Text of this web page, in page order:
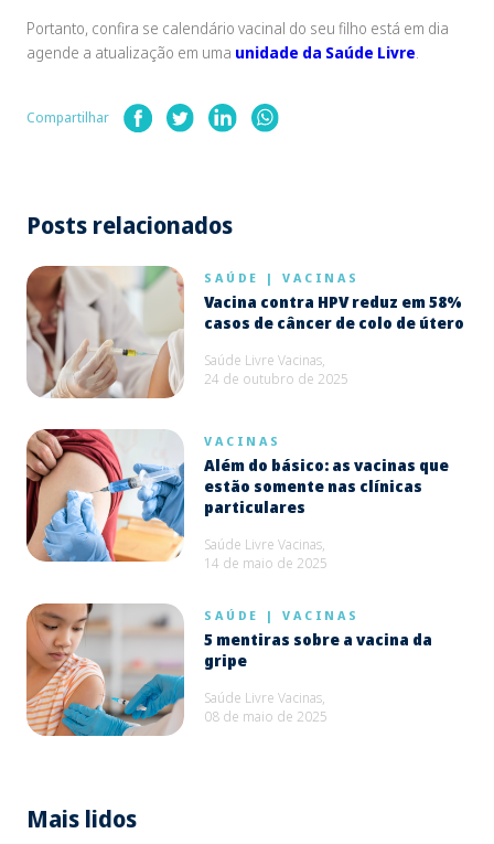
Portanto, confira se calendário vacinal do seu filho está em dia
agende a atualização em uma unidade da Saúde Livre.
Compartilhar
Posts relacionados
SAÚDE | VACINAS
Vacina contra HPV reduz em 58%
casos de câncer de colo de útero
Saúde Livre Vacinas,
24 de outubro de 2025
VACINAS
Além do básico: as vacinas que
estão somente nas clínicas
particulares
Saúde Livre Vacinas,
14 de maio de 2025
SAÚDE | VACINAS
5 mentiras sobre a vacina da
gripe
Saúde Livre Vacinas,
08 de maio de 2025
Mais lidos